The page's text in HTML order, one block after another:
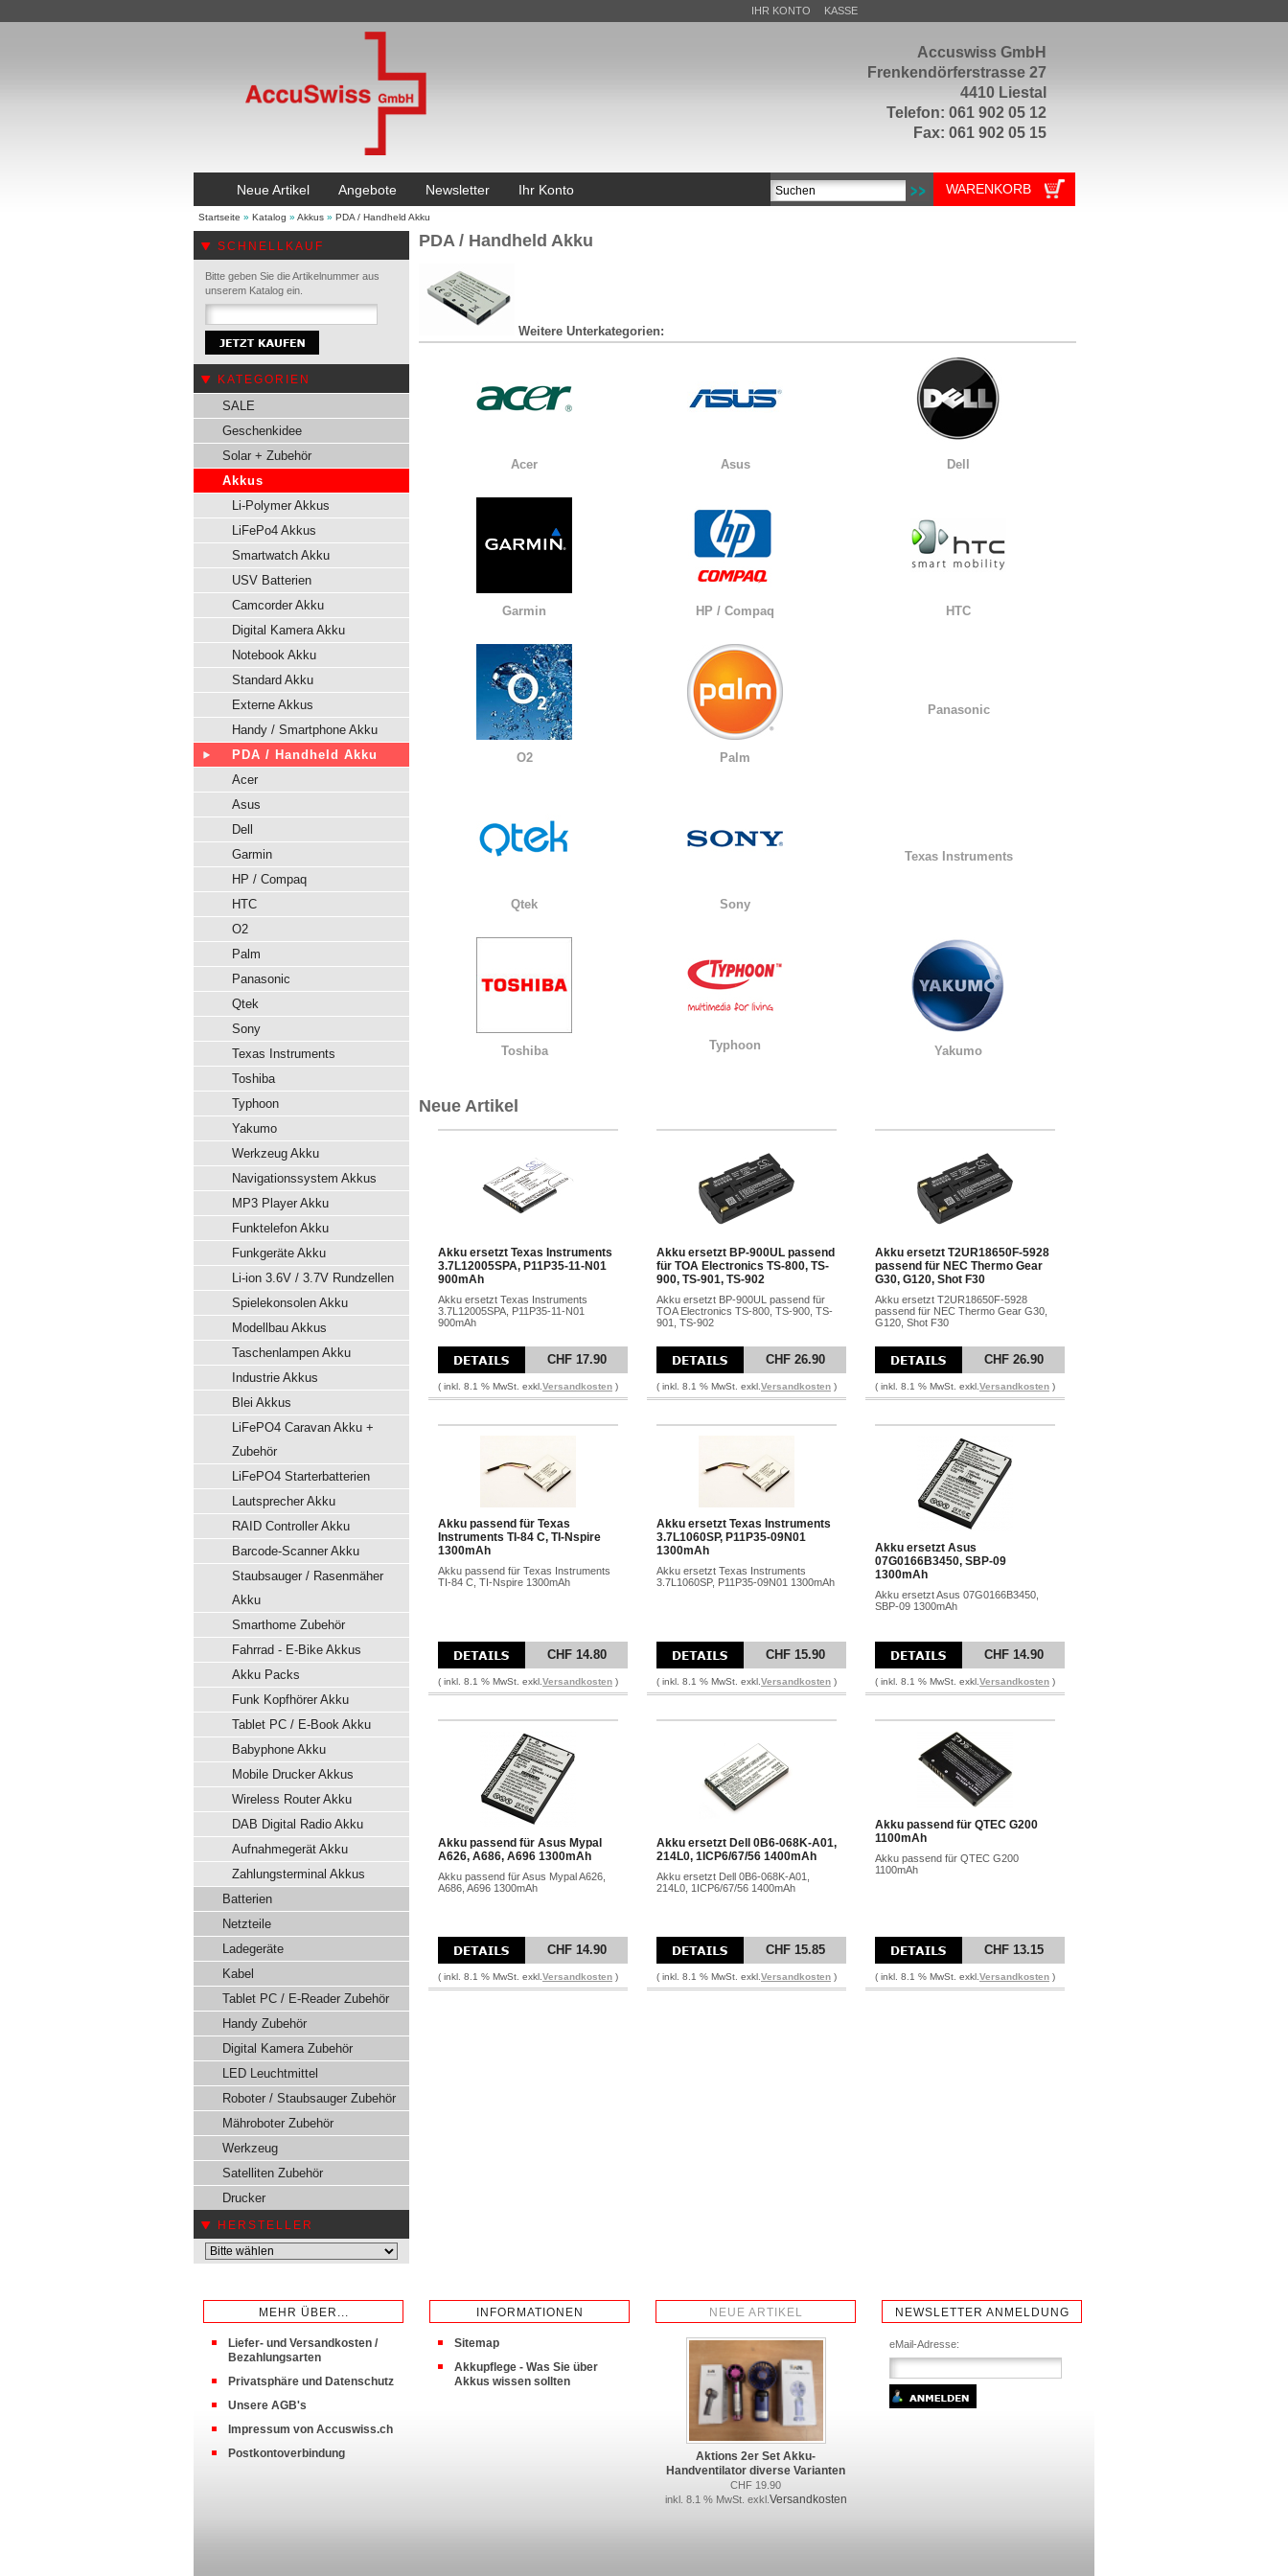
Accuswiss GmbH
Frenkendörferstrasse 27
4410 Liestal
Telefon: 061 902 05 12
Fax: 061 902 05 15
IHR KONTO KASSE
Neue Artikel Angebote Newsletter Ihr Konto WARENKORB
Startseite » Katalog » Akkus » PDA / Handheld Akku
SCHNELLKAUF
Bitte geben Sie die Artikelnummer aus
unserem Katalog ein.
KATEGORIEN
SALE
Geschenkidee
Solar + Zubehör
Akkus
Li-Polymer Akkus
LiFePo4 Akkus
Smartwatch Akku
USV Batterien
Camcorder Akku
Digital Kamera Akku
Notebook Akku
Standard Akku
Externe Akkus
Handy / Smartphone Akku
PDA / Handheld Akku
Acer
Asus
Dell
Garmin
HP / Compaq
HTC
O2
Palm
Panasonic
Qtek
Sony
Texas Instruments
Toshiba
Typhoon
Yakumo
Werkzeug Akku
Navigationssystem Akkus
MP3 Player Akku
Funktelefon Akku
Funkgeräte Akku
Li-ion 3.6V / 3.7V Rundzellen
Spielekonsolen Akku
Modellbau Akkus
Taschenlampen Akku
Industrie Akkus
Blei Akkus
LiFePO4 Caravan Akku +
Zubehör
LiFePO4 Starterbatterien
Lautsprecher Akku
RAID Controller Akku
Barcode-Scanner Akku
Staubsauger / Rasenmäher
Akku
Smarthome Zubehör
Fahrrad - E-Bike Akkus
Akku Packs
Funk Kopfhörer Akku
Tablet PC / E-Book Akku
Babyphone Akku
Mobile Drucker Akkus
Wireless Router Akku
DAB Digital Radio Akku
Aufnahmegerät Akku
Zahlungsterminal Akkus
Batterien
Netzteile
Ladegeräte
Kabel
Tablet PC / E-Reader Zubehör
Handy Zubehör
Digital Kamera Zubehör
LED Leuchtmittel
Roboter / Staubsauger Zubehör
Mähroboter Zubehör
Werkzeug
Satelliten Zubehör
Drucker
HERSTELLER
PDA / Handheld Akku
Weitere Unterkategorien:
Acer Asus Dell
Garmin HP / Compaq HTC
O2 Palm
Panasonic
Qtek Sony
Texas Instruments
Toshiba Typhoon Yakumo
Neue Artikel
Akku ersetzt Texas Instruments
3.7L12005SPA, P11P35-11-N01
900mAh
Akku ersetzt Texas Instruments
3.7L12005SPA, P11P35-11-N01
900mAh
CHF 17.90
( inkl. 8.1 % MwSt. exkl. Versandkosten )
Akku ersetzt BP-900UL passend
für TOA Electronics TS-800, TS-
900, TS-901, TS-902
Akku ersetzt BP-900UL passend für
TOA Electronics TS-800, TS-900, TS-
901, TS-902
CHF 26.90
( inkl. 8.1 % MwSt. exkl. Versandkosten )
Akku ersetzt T2UR18650F-5928
passend für NEC Thermo Gear
G30, G120, Shot F30
Akku ersetzt T2UR18650F-5928
passend für NEC Thermo Gear G30,
G120, Shot F30
CHF 26.90
( inkl. 8.1 % MwSt. exkl. Versandkosten )
Akku passend für Texas
Instruments TI-84 C, TI-Nspire
1300mAh
Akku passend für Texas Instruments
TI-84 C, TI-Nspire 1300mAh
CHF 14.80
( inkl. 8.1 % MwSt. exkl. Versandkosten )
Akku ersetzt Texas Instruments
3.7L1060SP, P11P35-09N01
1300mAh
Akku ersetzt Texas Instruments
3.7L1060SP, P11P35-09N01 1300mAh
CHF 15.90
( inkl. 8.1 % MwSt. exkl. Versandkosten )
Akku ersetzt Asus
07G0166B3450, SBP-09
1300mAh
Akku ersetzt Asus 07G0166B3450,
SBP-09 1300mAh
CHF 14.90
( inkl. 8.1 % MwSt. exkl. Versandkosten )
Akku passend für Asus Mypal
A626, A686, A696 1300mAh
Akku passend für Asus Mypal A626,
A686, A696 1300mAh
CHF 14.90
( inkl. 8.1 % MwSt. exkl. Versandkosten )
Akku ersetzt Dell 0B6-068K-A01,
214L0, 1ICP6/67/56 1400mAh
Akku ersetzt Dell 0B6-068K-A01,
214L0, 1ICP6/67/56 1400mAh
CHF 15.85
( inkl. 8.1 % MwSt. exkl. Versandkosten )
Akku passend für QTEC G200
1100mAh
Akku passend für QTEC G200
1100mAh
CHF 13.15
( inkl. 8.1 % MwSt. exkl. Versandkosten )
MEHR ÜBER...
Liefer- und Versandkosten /
Bezahlungsarten
Privatsphäre und Datenschutz
Unsere AGB's
Impressum von Accuswiss.ch
Postkontoverbindung
INFORMATIONEN
Sitemap
Akkupflege - Was Sie über
Akkus wissen sollten
NEUE ARTIKEL
Aktions 2er Set Akku-
Handventilator diverse Varianten
CHF 19.90
inkl. 8.1 % MwSt. exkl. Versandkosten
NEWSLETTER ANMELDUNG
eMail-Adresse: